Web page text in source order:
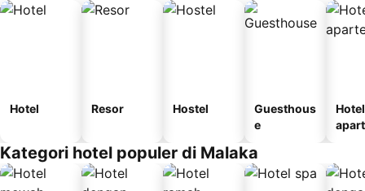
Hotel Resor Hostel
Guesthous
e
Hotel
Kategori hotel populer di Malaka